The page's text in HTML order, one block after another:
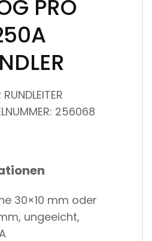
PRO
256068
30×10 mm oder
ungeeicht,